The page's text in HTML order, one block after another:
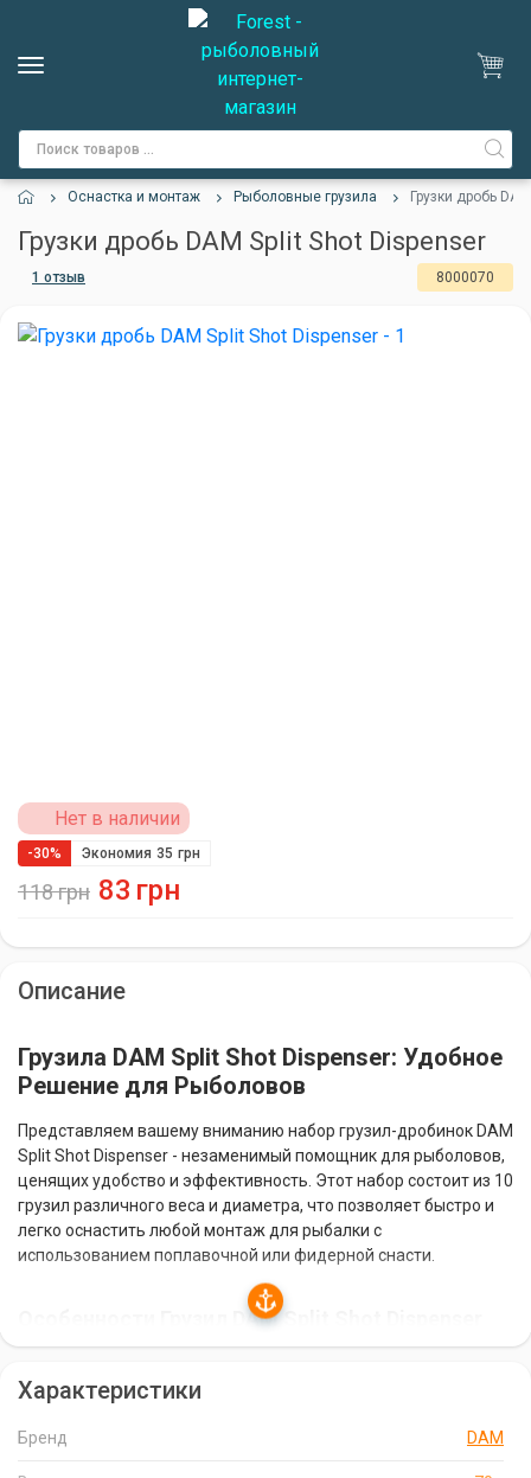
Оснастка и монтаж Рыболовные грузила Грузки дробь
Грузки дробь DAM Split Shot Dispenser
1 отзыв 8000070
Нет в наличии
118грн
-30% Экономия 35 грн
83 грн
Описание
Грузила DAM Split Shot Dispenser: Удобное
Решение для Рыболовов
Представляем вашему вниманию набор грузил-дробинок DAM
Split Shot Dispenser - незаменимый помощник для рыболовов,
ценящих удобство и эффективность. Этот набор состоит из 10
грузил различного веса и диаметра, что позволяет быстро и
легко оснастить любой монтаж для рыбалки с
использованием поплавочной или фидерной снасти.
Особенности Грузил DAM Split Shot Dispenser
прорезью, которая позволяет быстро и надежно закрепить их
Разнообразие Весов и Диаметров:
Характеристики
Бренд DAM